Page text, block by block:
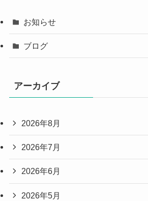
お知らせ
ブログ
アーカイブ
2026年8月
2026年7月
2026年6月
2026年5月